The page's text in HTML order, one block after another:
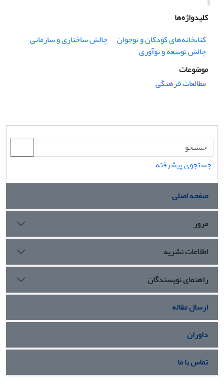
کلیدواژه‌ها
کتابخانه‌های کودکان و نوجوان
چالش‌ ساختاری و سازمانی
چالش توسعه و نوآوری
موضوعات
مطالعات فرهنگی
جستجوی پیشرفته
صفحه اصلی
مرور
اطلاعات نشریه
راهنمای نویسندگان
ارسال مقاله
داوران
تماس با ما